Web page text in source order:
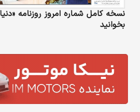
نسخه کامل شماره امروز روزنامه
بخوانید